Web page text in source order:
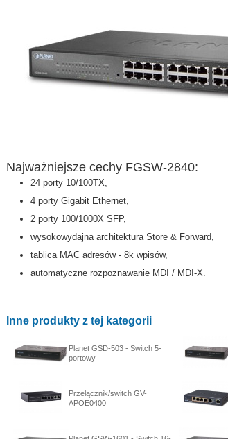
Najważniejsze cechy FGSW-2840:
24 porty 10/100TX,
4 porty Gigabit Ethernet,
2 porty 100/1000X SFP,
wysokowydajna architektura Store & Forward,
tablica MAC adresów - 8k wpisów,
automatyczne rozpoznawanie MDI / MDI-X.
Inne produkty z tej kategorii
Planet GSD-503 - Switch 5-
portowy
Przełącznik/switch GV-
APOE0400